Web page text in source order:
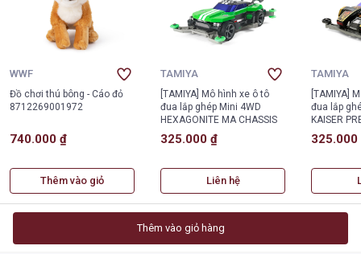
WWF
Đồ chơi thú bông - Cáo đỏ
8712269001972
740.000 ₫
Thêm vào giỏ
TAMIYA
[TAMIYA] Mô hình xe ô tô
đua lắp ghép Mini 4WD
HEXAGONITE MA CHASSIS
325.000 ₫
Liên hệ
TAMIYA
[TAMIYA]
đua lắp
KAISER
CHASSIS)
325.000
Thêm vào giỏ hàng